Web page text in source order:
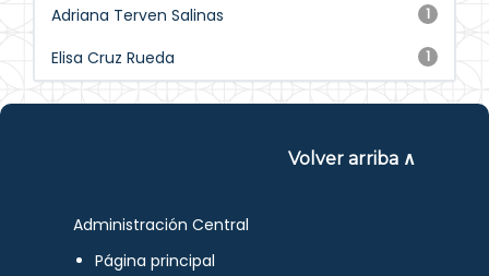
1
Adriana Terven Salinas
1
Elisa Cruz Rueda
Volver arriba ∧
Administración Central
Página principal